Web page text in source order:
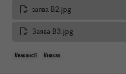
заява В2.jpg
Заява В3.jpg
#вакансії #наказ